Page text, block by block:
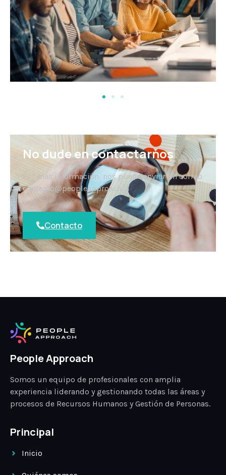
No dude en contactarnos
Por más información, nos puede enviar un correo
contacto@peopleapproach.cl
Contacto
People Approach
Somos un equipo de profesionales con amplia
experiencia liderando y gestionando todas las áreas y
procesos de Recursos Humanos y Gestión de Personas.
Principal
Inicio